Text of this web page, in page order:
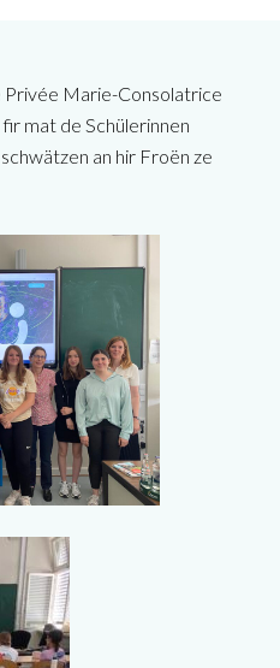
Privée Marie-Consolatrice
mat de Schülerinnen
an hir Froën ze